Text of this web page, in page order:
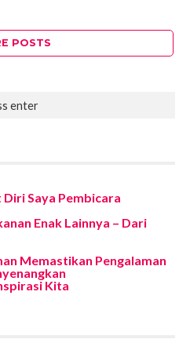
POSTS
Saya Pembicara
Enak Lainnya – Dari
Memastikan Pengalaman
Kita